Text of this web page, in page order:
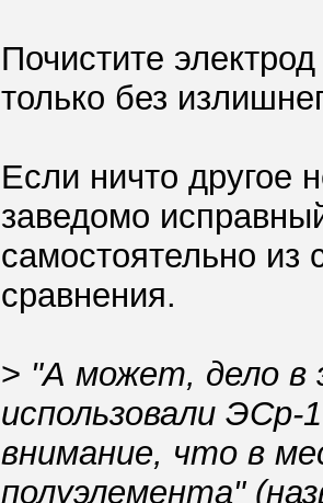
Почистите
только без
Если ничто другое
заведомо
самостоятельно из
сравнения.
> "А может, дело в
использовали ЭСр-
внимание, что в
полуэлемента"